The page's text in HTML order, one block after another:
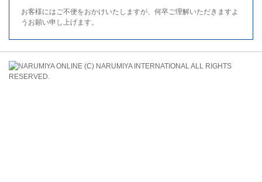
お客様にはご不便をおかけいたしますが、何卒ご理解いただきますよ
うお願い申し上げます。